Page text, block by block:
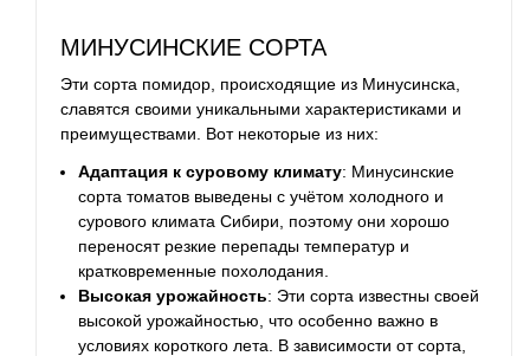
МИНУСИНСКИЕ СОРТА
Эти сорта помидор, происходящие из Минусинска,
славятся своими уникальными характеристиками и
преимуществами. Вот некоторые из них:
Адаптация к суровому климату: Минусинские
сорта томатов выведены с учётом холодного и
сурового климата Сибири, поэтому они хорошо
переносят резкие перепады температур и
кратковременные похолодания.
Высокая урожайность: Эти сорта известны своей
высокой урожайностью, что особенно важно в
условиях короткого лета. В зависимости от сорта,